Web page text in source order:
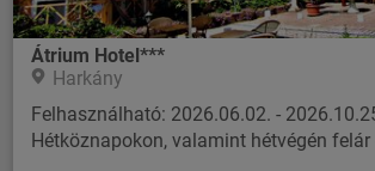
Átrium Hotel***
Harkány
Felhasználható: 2026.06.02. -
Hétköznapokon, valamint hétvégén felár